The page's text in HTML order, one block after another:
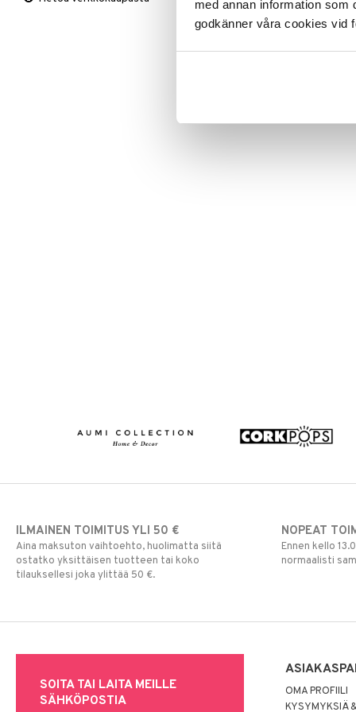
med annan information som
godkänner våra cookies vid
Vaasit
Lakanat & Tyynyliinat
Viltit & Peitteet
Ulkoilmaelämä
ILMAINEN TOIMITUS YLI 50 €
Aina maksuton vaihtoehto, huolimatta siitä
ostatko yksittäisen tuotteen tai koko
tilauksellesi joka ylittää 50 €.
NOPEAT
Ennen kello
normaalisti
SOITA TAI LAITA MEILLE
SÄHKÖPOSTIA
OMA PROFIILI
KYSYMYKSIÄ